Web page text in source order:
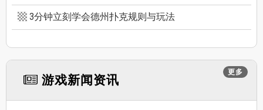
3分钟立刻学会德州扑克规则与玩法
更多
游戏新闻资讯